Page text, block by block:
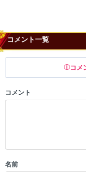
コメント一覧
コメ
以下の書き込みを禁止と
・一度削除された投
コメント
名前